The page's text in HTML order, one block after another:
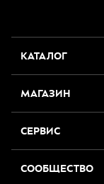
КАТАЛОГ
МАГАЗИН
СЕРВИС
СООБЩЕСТВО